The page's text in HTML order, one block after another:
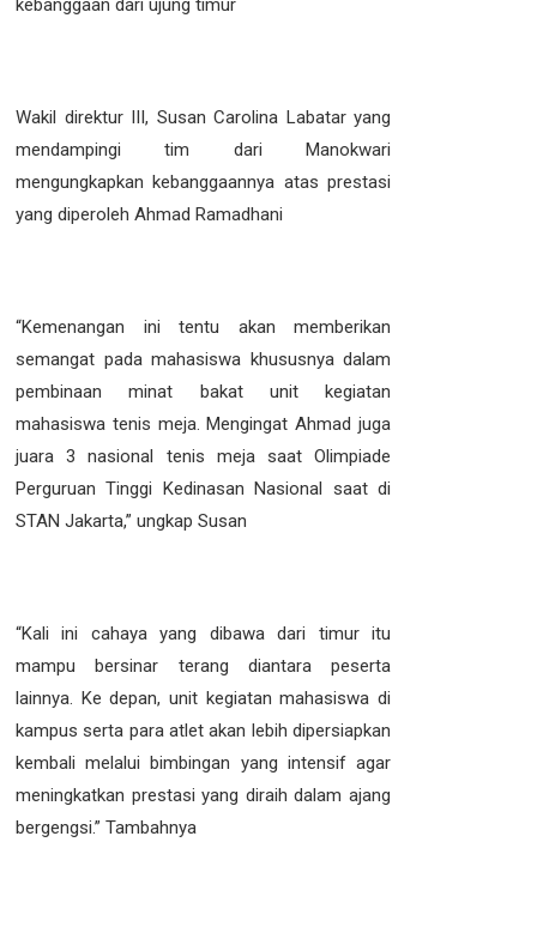
kebanggaan dari ujung timur
Wakil direktur III, Susan Carolina Labatar yang
mendampingi tim dari Manokwari
mengungkapkan kebanggaannya atas prestasi
yang diperoleh Ahmad Ramadhani
“Kemenangan ini tentu akan memberikan
semangat pada mahasiswa khususnya dalam
pembinaan minat bakat unit kegiatan
mahasiswa tenis meja. Mengingat Ahmad juga
juara 3 nasional tenis meja saat Olimpiade
Perguruan Tinggi Kedinasan Nasional saat di
STAN Jakarta,” ungkap Susan
“Kali ini cahaya yang dibawa dari timur itu
mampu bersinar terang diantara peserta
lainnya. Ke depan, unit kegiatan mahasiswa di
kampus serta para atlet akan lebih dipersiapkan
kembali melalui bimbingan yang intensif agar
meningkatkan prestasi yang diraih dalam ajang
bergengsi.” Tambahnya